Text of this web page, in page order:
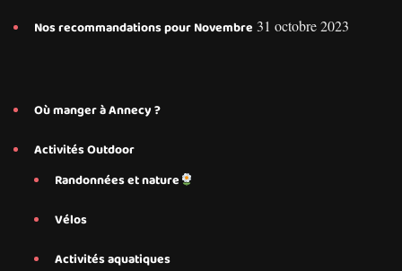
Nos recommandations pour Novembre 31 octobre 2023
Où manger à Annecy ?
Activités Outdoor
Randonnées et nature
Vélos
Activités aquatiques